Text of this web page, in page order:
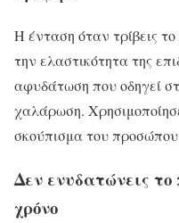
Η ένταση όταν τρίβεις
την ελαστικότητα της
αφυδάτωση που οδηγεί
χαλάρωση.
σκούπισμα του
Δεν ενυδατώνεις
χρόνο